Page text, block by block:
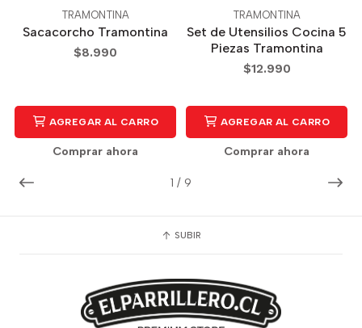
1 / 9
TRAMONTINA
Sacacorcho Tramontina
$8.990
AGREGAR AL CARRO
Comprar ahora
TRAMONTINA
Set de Utensilios Cocina 5
Piezas Tramontina
$12.990
AGREGAR AL CARRO
Comprar ahora
SUBIR